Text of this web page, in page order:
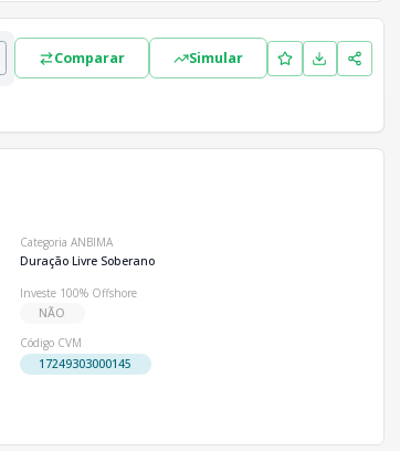
Comparar Simular
Categoria ANBIMA
Duração Livre Soberano
Investe 100% Offshore
NÃO
Código CVM
17249303000145